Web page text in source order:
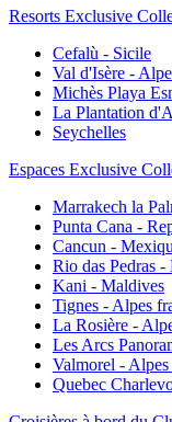
Resorts Exclusive
Cefalù - Sicile
Val d'Isère -
Michès Playa
La Plantation
Seychelles
Espaces Exclusive
Marrakech la
Punta Cana -
Cancun -
Rio das Pedras -
Kani - Maldives
Tignes - Alpes
La Rosière -
Les Arcs
Valmorel - Alpes
Quebec